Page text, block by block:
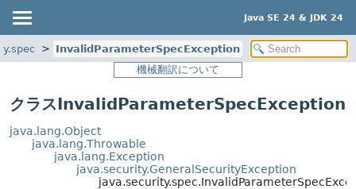
Java SE 24 & JDK 24
InvalidParameterSpecException
機械翻訳について
クラスInvalidParameterSpecException
java.lang.Object
java.lang.Throwable
java.lang.Exception
java.security.GeneralSecurityException